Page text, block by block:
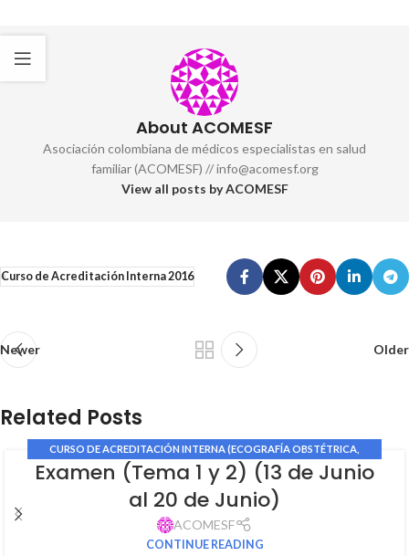
About ACOMESF
Asociación colombiana de médicos especialistas en salud
familiar (ACOMESF) // info@acomesf.org
View all posts by ACOMESF
Curso de Acreditación Interna 2016
Newer Older
Related Posts
CURSO DE ACREDITACIÓN INTERNA (ECOGRAFÍA OBSTÉTRICA,
GINECOLÓGICA Y DOPPLER MATERNO FETAL)
Examen (Tema 1 y 2) (13 de Junio
al 20 de Junio)
ACOMESF
CONTINUE READING